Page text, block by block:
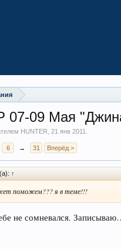
09 Мая
HUNTER,21 янв 2011
6 → 31 Вперёд >
↑
поможем??? я в теме!!!
не сомневался.